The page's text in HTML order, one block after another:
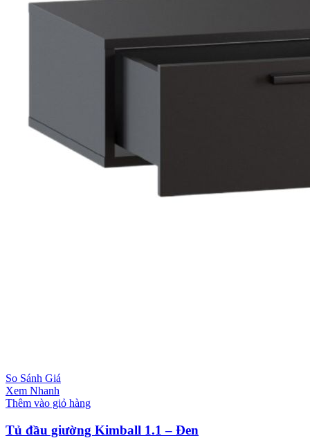
So Sánh Giá
Xem Nhanh
Thêm vào giỏ hàng
Tủ đầu giường Kimball 1.1 – Đen